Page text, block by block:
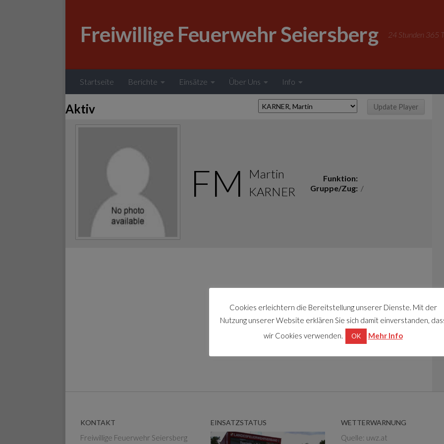
Freiwillige Feuerwehr Seiersberg 24 Stunden 365
Startseite Berichte Einsätze Über Uns Info
Aktiv
FM
Martin
KARNER
Funktion:
Gruppe/Zug: /
KONTAKT
Freiwillige Feuerwehr Seiersberg
EINSATZSTATUS WETTERWARNUNG
Quelle: uwz.at
Cookies erleichtern die Bereitstellung unserer Dienste. Mit der
Nutzung unserer Website erklären Sie sich damit einverstanden,
wir Cookies verwenden.
OK Mehr Info